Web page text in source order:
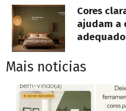
Cores
ajudam a
Mais noticias